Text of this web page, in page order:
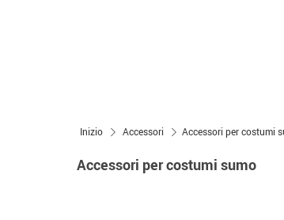
Inizio Accessori Accessori per costumi
Accessori per costumi sumo